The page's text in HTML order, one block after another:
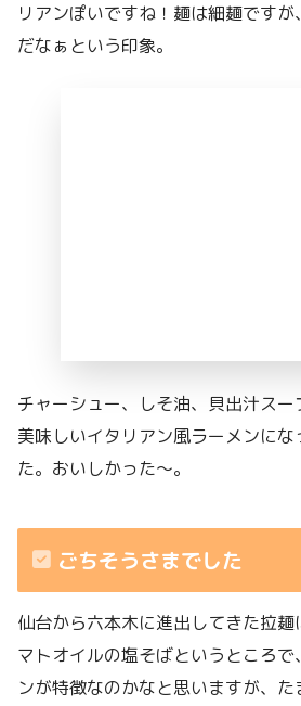
リアンぽいですね！麺は細麺です
だなぁという印象。
チャーシュー、しそ油、貝出汁ス
美味しいイタリアン風ラーメンに
た。おいしかった〜。
ごちそうさまでした
仙台から六本木に進出してきた拉
マトオイルの塩そばというところ
ンが特徴なのかなと思いますが、